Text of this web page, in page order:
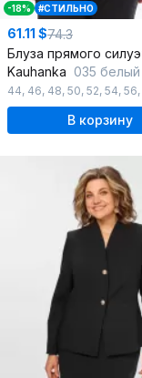
-18% #СТИЛЬНО
61.11 $74.3
Kauhanka 035 белый
44, 46, 48, 50, 52, 54, 56,
В корзину